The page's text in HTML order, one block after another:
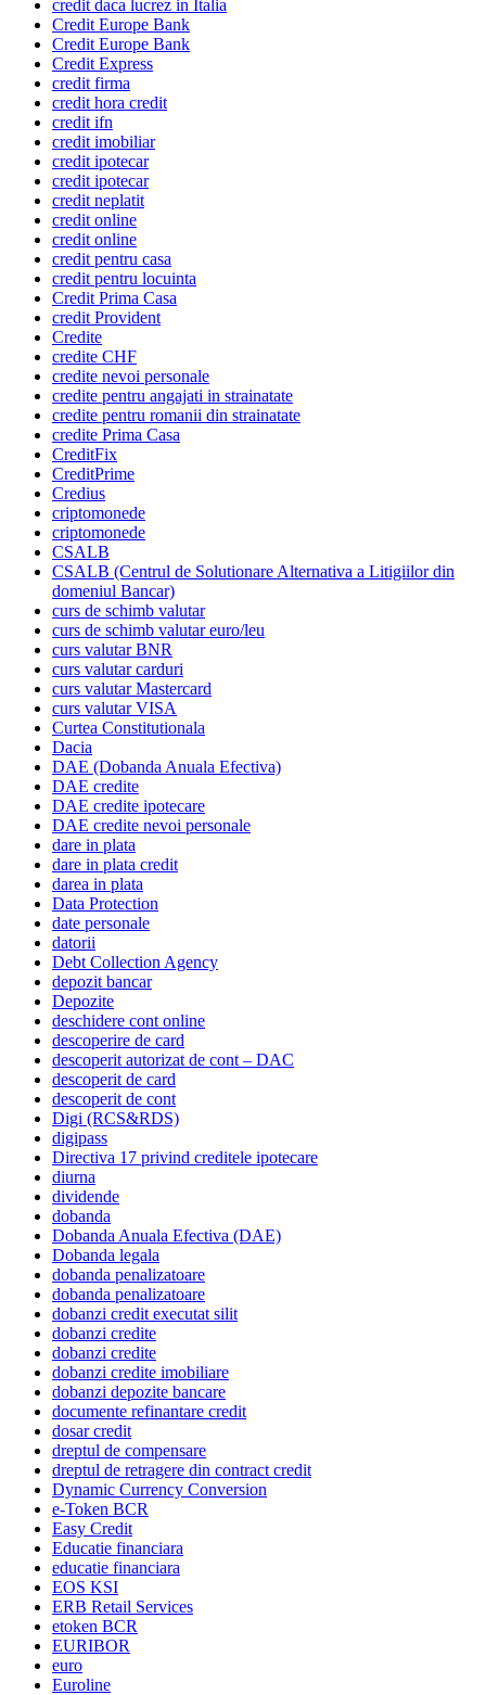
credit daca lucrez in Italia
Credit Europe Bank
Credit Europe Bank
Credit Express
credit firma
credit hora credit
credit ifn
credit imobiliar
credit ipotecar
credit ipotecar
credit neplatit
credit online
credit online
credit pentru casa
credit pentru locuinta
Credit Prima Casa
credit Provident
Credite
credite CHF
credite nevoi personale
credite pentru angajati in strainatate
credite pentru romanii din strainatate
credite Prima Casa
CreditFix
CreditPrime
Credius
criptomonede
criptomonede
CSALB
CSALB (Centrul de Solutionare Alternativa a Litigiilor din
domeniul Bancar)
curs de schimb valutar
curs de schimb valutar euro/leu
curs valutar BNR
curs valutar carduri
curs valutar Mastercard
curs valutar VISA
Curtea Constitutionala
Dacia
DAE (Dobanda Anuala Efectiva)
DAE credite
DAE credite ipotecare
DAE credite nevoi personale
dare in plata
dare in plata credit
darea in plata
Data Protection
date personale
datorii
Debt Collection Agency
depozit bancar
Depozite
deschidere cont online
descoperire de card
descoperit autorizat de cont – DAC
descoperit de card
descoperit de cont
Digi (RCS&RDS)
digipass
Directiva 17 privind creditele ipotecare
diurna
dividende
dobanda
Dobanda Anuala Efectiva (DAE)
Dobanda legala
dobanda penalizatoare
dobanda penalizatoare
dobanzi credit executat silit
dobanzi credite
dobanzi credite
dobanzi credite imobiliare
dobanzi depozite bancare
documente refinantare credit
dosar credit
dreptul de compensare
dreptul de retragere din contract credit
Dynamic Currency Conversion
e-Token BCR
Easy Credit
Educatie financiara
educatie financiara
EOS KSI
ERB Retail Services
etoken BCR
EURIBOR
euro
Euroline